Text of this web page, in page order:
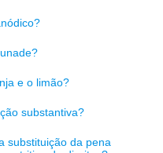
e o limão?
substantiva?
substituição da pena